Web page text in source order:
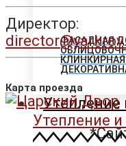
ФАСАДНАЯ
Утепление
Утепление
Директор:
Карта проезда